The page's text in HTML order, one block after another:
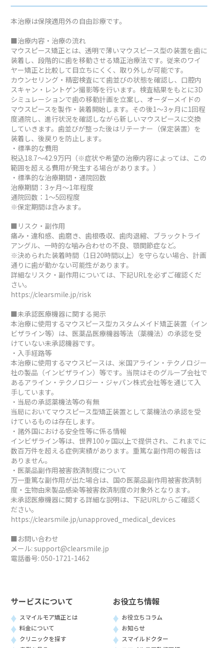
本治療は保険適用外の自由診療です。
■治療内容・治療の流れ
マウスピース矯正とは、透明で薄いマウスピース型の装置を歯に
装着し、段階的に歯を移動させる矯正治療法です。従来のワイ
ヤー矯正と比較して目立ちにくく、取り外しが可能です。
カウンセリング・精密検査にて歯並びの状態を確認し、口腔内
スキャン・レントゲン撮影等を行います。検査結果をもとに3D
シミュレーションで歯の移動計画を立案し、オーダーメイドの
マウスピースを製作・装着開始します。その後1～3ヶ月に1回程
度通院し、進行状況を確認しながら新しいマウスピースに交換
していきます。歯並びが整った後はリテーナー（保定装置）を
装着し、後戻りを防止します。
・標準的な費用
税込18.7～42.9万円（※症状や希望の治療内容によっては、この
範囲を超える費用が発生する場合があります。）
・標準的な治療期間・通院回数
治療期間：3ヶ月～1年程度
通院回数：1～5回程度
※保定期間は含みます。
■リスク・副作用
痛み・違和感、歯磨き、歯根吸収、歯肉退縮、ブラックトライ
アングル、一時的な噛み合わせの不良、顎関節症など。
※決められた装着時間（1日20時間以上）を守らない場合、計画
通りに歯が動かない可能性があります。
詳細なリスク・副作用については、下記URLを必ずご確認くだ
さい。
https://clearsmile.jp/risk
■未承認医療機器に関する掲示
本治療に使用するマウスピース型カスタムメイド矯正装置（イン
ビザライン等）は、医薬品医療機器等法（薬機法）の承認を受
けていない未承認機器です。
・入手経路等
本治療に使用するマウスピースは、米国アライン・テクノロジー
社の製品（インビザライン）等です。当院はそのグループ会社で
あるアライン・テクノロジー・ジャパン株式会社等を通じて入
手しています。
・当局の承認薬機法等の有無
当局においてマウスピース型矯正装置として薬機法の承認を受
けているものは存在します。
・諸外国における安全性等に係る情報
インビザライン等は、世界100ヶ国以上で提供され、これまでに
数百万件を超える症例実績があります。重篤な副作用の報告は
ありません。
・医薬品副作用被害救済制度について
万一重篤な副作用が出た場合は、国の医薬品副作用被害救済制
度・生物由来製品感染等被害救済制度の対象外となります。
未承認医療機器に関する詳細な説明は、下記URLからご確認く
ださい。
https://clearsmile.jp/unapproved_medical_devices
■お問い合わせ
メール: support@clearsmile.jp
電話番号: 050-1721-1462
サービスについて
スマイルモア矯正とは
料金について
クリニックを探す
お役立ち情報
お役立ちコラム
お知らせ
スマイルドクター